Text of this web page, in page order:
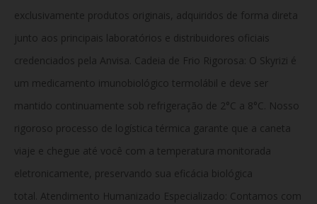
exclusivamente produtos originais, adquiridos de forma direta
junto aos principais laboratórios e distribuidores oficiais
credenciados pela Anvisa. Cadeia de Frio Rigorosa: O Skyrizi é
um medicamento imunobiológico termolábil e deve ser
mantido continuamente sob refrigeração de 2°C a 8°C. Nosso
rigoroso processo de logística térmica garante que a caneta
viaje e chegue até você com a temperatura monitorada
eletronicamente, preservando sua eficácia biológica
total. Atendimento Humanizado Especializado: Contamos com